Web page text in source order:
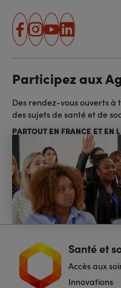
facebook
instagram
youtube
linkedin
Participez aux
Des rendez-vous ouverts
des sujets de santé et de
PARTOUT EN FRANCE ET EN
Navigation
pied
de
page
Santé et
Accès aux
Innovations